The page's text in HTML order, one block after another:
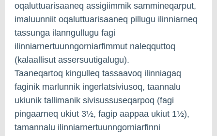
oqaluttuarisaaneq assigiimmik sammineqarput,
imaluunniit oqaluttuarisaaneq pillugu ilinniarneq
tassunga ilanngullugu fagi
ilinniarnertuunngorniarfimmut naleqquttoq
(kalaallisut assersuutigalugu).
Taaneqartoq kingulleq tassaavoq ilinniagaq
faginik marlunnik ingerlatsiviusoq, taannalu
ukiunik tallimanik sivisussuseqarpoq (fagi
pingaarneq ukiut 3½, fagip aappaa ukiut 1½),
tamannalu ilinniarnertuunngorniarfinni